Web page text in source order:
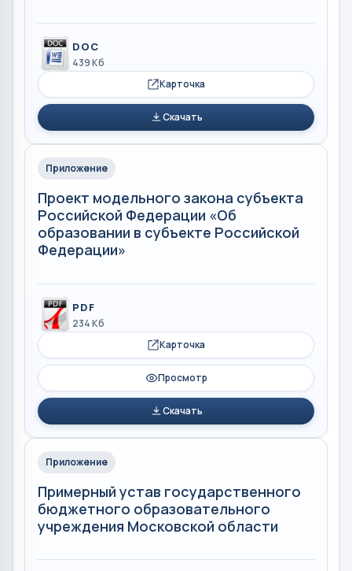
DOC
439 Кб
Карточка
Скачать
Приложение
Проект модельного закона субъекта
Российской Федерации «Об
образовании в субъекте Российской
Федерации»
PDF
234 Кб
Карточка
Просмотр
Скачать
Приложение
Примерный устав государственного
бюджетного образовательного
учреждения Московской области